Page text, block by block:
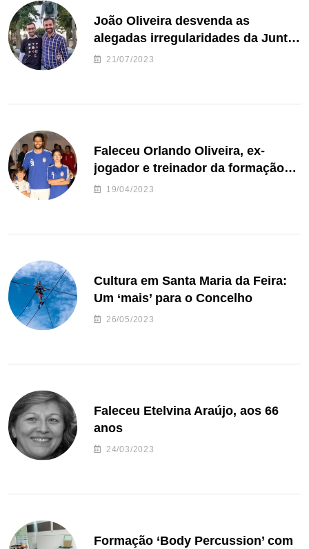
João Oliveira desvenda as
alegadas irregularidades da Junta
de Freguesia S. João de Ver
21/07/2023
Faleceu Orlando Oliveira, ex-
jogador e treinador da formação
de andebol do Feirense
19/04/2023
Cultura em Santa Maria da Feira:
Um ‘mais’ para o Concelho
26/05/2023
Faleceu Etelvina Araújo, aos 66
anos
24/03/2023
Formação ‘Body Percussion’ com